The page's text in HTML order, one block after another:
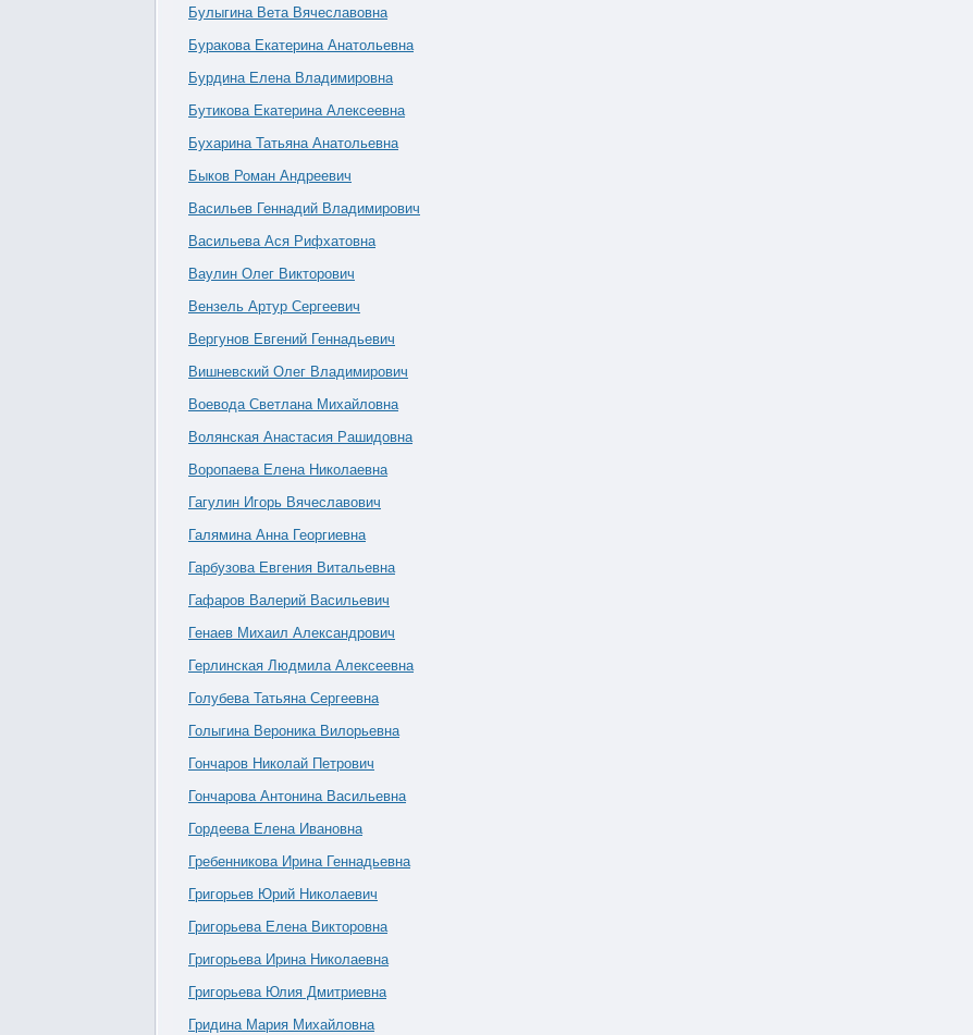
Булыгина Вета Вячеславовна
Буракова Екатерина Анатольевна
Бурдина Елена Владимировна
Бутикова Екатерина Алексеевна
Бухарина Татьяна Анатольевна
Быков Роман Андреевич
Васильев Геннадий Владимирович
Васильева Ася Рифхатовна
Ваулин Олег Викторович
Вензель Артур Сергеевич
Вергунов Евгений Геннадьевич
Вишневский Олег Владимирович
Воевода Светлана Михайловна
Волянская Анастасия Рашидовна
Воропаева Елена Николаевна
Гагулин Игорь Вячеславович
Галямина Анна Георгиевна
Гарбузова Евгения Витальевна
Гафаров Валерий Васильевич
Генаев Михаил Александрович
Герлинская Людмила Алексеевна
Голубева Татьяна Сергеевна
Голыгина Вероника Вилорьевна
Гончаров Николай Петрович
Гончарова Антонина Васильевна
Гордеева Елена Ивановна
Гребенникова Ирина Геннадьевна
Григорьев Юрий Николаевич
Григорьева Елена Викторовна
Григорьева Ирина Николаевна
Григорьева Юлия Дмитриевна
Гридина Мария Михайловна